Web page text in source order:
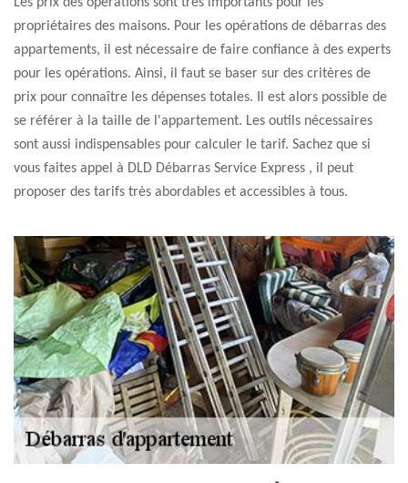
propriétaires des maisons. Pour les opérations de débarras des
appartements, il est nécessaire de faire confiance à des experts
pour les opérations. Ainsi, il faut se baser sur des critères de
prix pour connaître les dépenses totales. Il est alors possible de
se référer à la taille de l'appartement. Les outils nécessaires
sont aussi indispensables pour calculer le tarif. Sachez que si
vous faites appel à DLD Débarras Service Express , il peut
proposer des tarifs très abordables et accessibles à tous.